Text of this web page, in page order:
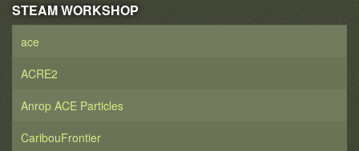
STEAM WORKSHOP
ace
ACRE2
Anrop ACE Particles
CaribouFrontier